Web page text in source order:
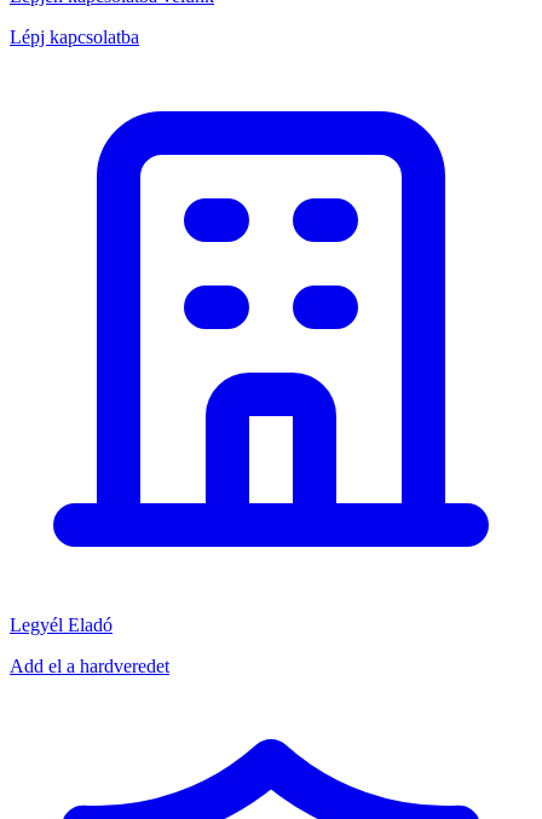
Lépj kapcsolatba
Legyél Eladó
Add el a hardveredet